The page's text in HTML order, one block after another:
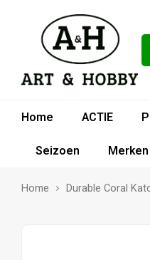
Home ACTIE
Seizoen
Merken
Home Durable Coral